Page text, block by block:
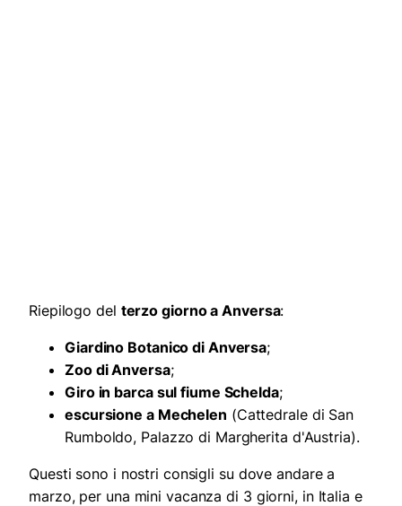
Riepilogo del terzo giorno a Anversa:
Giardino Botanico di Anversa;
Zoo di Anversa;
Giro in barca sul fiume Schelda;
escursione a Mechelen (Cattedrale di San
Rumboldo, Palazzo di Margherita d'Austria).
Questi sono i nostri consigli su dove andare a
marzo, per una mini vacanza di 3 giorni, in Italia e